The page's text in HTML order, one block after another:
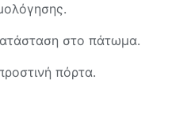
στο πάτωμα.
πόρτα.